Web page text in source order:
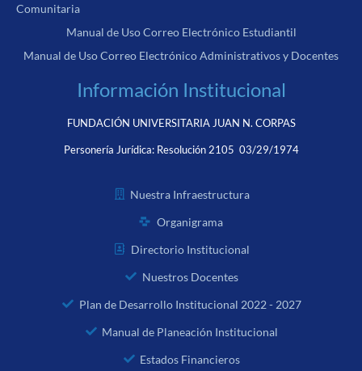
Comunitaria
Manual de Uso Correo Electrónico Estudiantil
Manual de Uso Correo Electrónico Administrativos y Docentes
Información Institucional
FUNDACIÓN UNIVERSITARIA JUAN N. CORPAS
Personería Jurídica: Resolución 2105 03/29/1974
Nuestra Infraestructura
Organigrama
Directorio Institucional
Nuestros Docentes
Plan de Desarrollo Institucional 2022 - 2027
Manual de Planeación Institucional
Estados Financieros